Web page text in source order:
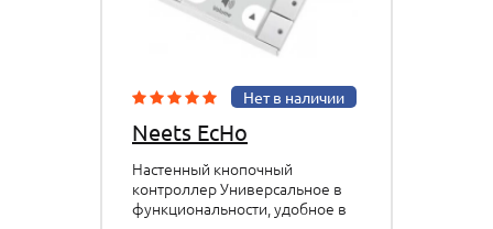
Нет в наличии
Neets EcHo
Настенный кнопочный
контроллер Универсальное в
функциональности, удобное в